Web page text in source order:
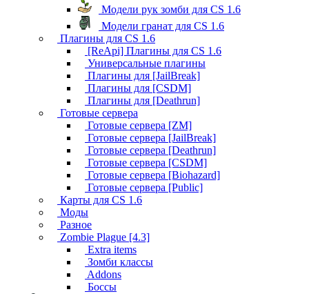
Модели рук зомби для CS 1.6
Модели гранат для CS 1.6
Плагины для CS 1.6
[ReApi] Плагины для CS 1.6
Универсальные плагины
Плагины для [JailBreak]
Плагины для [CSDM]
Плагины для [Deathrun]
Готовые сервера
Готовые сервера [ZM]
Готовые сервера [JailBreak]
Готовые сервера [Deathrun]
Готовые сервера [CSDM]
Готовые сервера [Biohazard]
Готовые сервера [Public]
Карты для CS 1.6
Моды
Разное
Zombie Plague [4.3]
Extra items
Зомби классы
Addons
Боссы